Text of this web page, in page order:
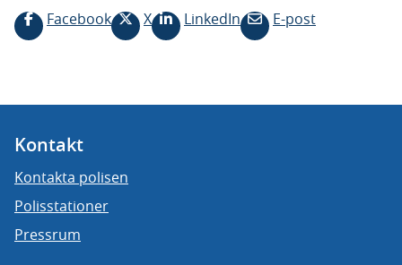
Facebook
X LinkedIn E-post
Kontakt
Kontakta polisen
Polisstationer
Pressrum